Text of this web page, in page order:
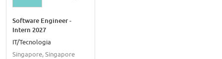
Software Engineer -
Intern 2027
IT/Tecnologia
Singapore, Singapore